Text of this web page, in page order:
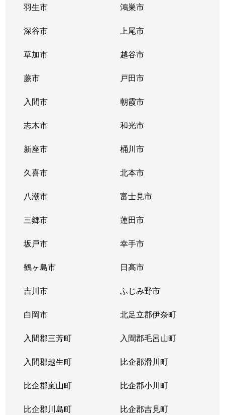
羽生市 鴻巣市
深谷市 上尾市
草加市 越谷市
蕨市 戸田市
入間市 朝霞市
志木市 和光市
新座市 桶川市
久喜市 北本市
八潮市 富士見市
三郷市 蓮田市
坂戸市 幸手市
鶴ヶ島市 日高市
吉川市 ふじみ野市
白岡市 北足立郡伊奈町
入間郡三芳町 入間郡毛呂山町
入間郡越生町 比企郡滑川町
比企郡嵐山町 比企郡小川町
比企郡川島町 比企郡吉見町